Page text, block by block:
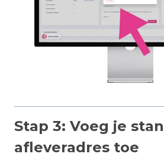
Stap 3: Voeg je
afleveradres toe